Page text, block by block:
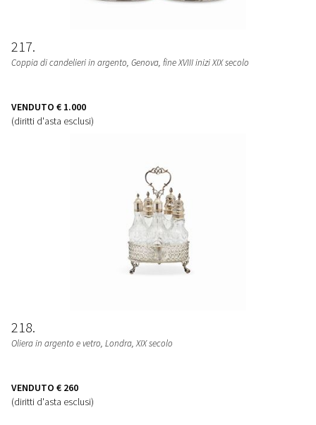
217
Coppia di candelieri in argento, Genova, fine XVIII inizi XIX secolo
VENDUTO € 1.000
(diritti d'asta esclusi)
218
Oliera in argento e vetro, Londra, XIX secolo
VENDUTO € 260
(diritti d'asta esclusi)